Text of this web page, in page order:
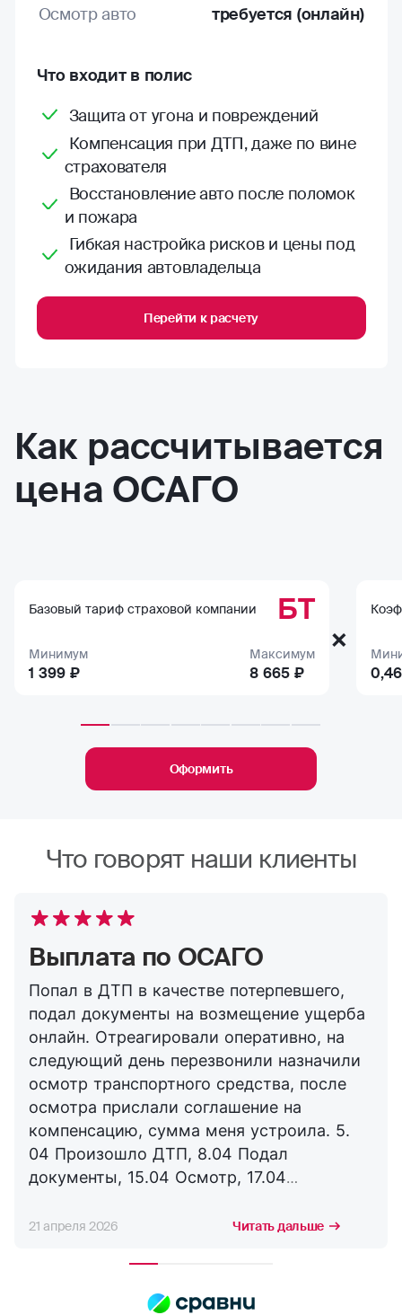
Осмотр авто требуется (онлайн)
Что входит в полис
Защита от угона и повреждений
Компенсация при ДТП, даже по вине
страхователя
Восстановление авто после поломок
и пожара
Гибкая настройка рисков и цены под
ожидания автовладельца
Перейти к расчету
Как рассчитывается
цена ОСАГО
Базовый тариф страховой компании БТ
Минимум
1 399 ₽
Максимум
8 665 ₽
×
0,46
Оформить
Что говорят наши клиенты
Выплата по ОСАГО
Попал в ДТП в качестве потерпевшего,
подал документы на возмещение ущерба
онлайн. Отреагировали оперативно, на
следующий день перезвонили назначили
осмотр транспортного средства, после
осмотра прислали соглашение на
компенсацию, сумма меня устроила. 5.
04 Произошло ДТП, 8.04 Подал
документы, 15.04 Осмотр, 17.04
сотрудничать с компанией дальше,
21 апреля 2026 Читать дальше